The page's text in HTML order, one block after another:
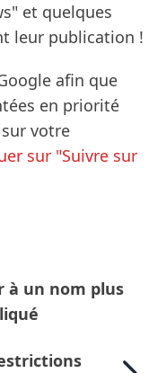
et quelques
leur publication !
afin que
en priorité
votre
sur "Suivre sur
à un nom plus